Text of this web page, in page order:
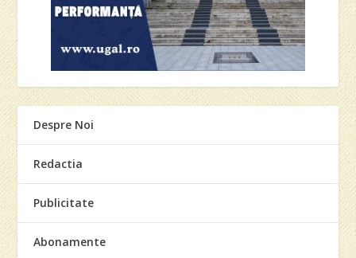
Despre Noi
Redactia
Publicitate
Abonamente